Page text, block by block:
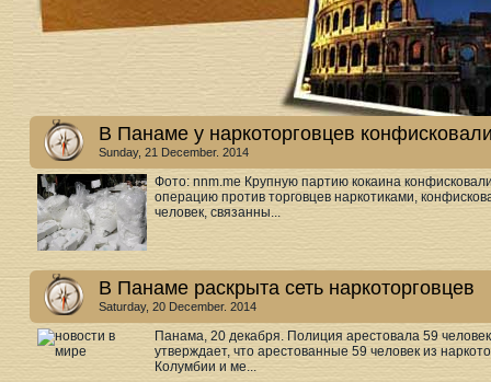
В Панаме у наркоторговцев
Sunday, 21 December. 2014
Фото: nnm.me Крупную партию кокаина
операцию против торговцев наркотиками,
человек, связанны...
В Панаме раскрыта сеть наркоторговцев
Saturday, 20 December. 2014
Панама, 20 декабря. Полиция арестовала 59
утверждает, что арестованные 59 человек из
Колумбии и ме...